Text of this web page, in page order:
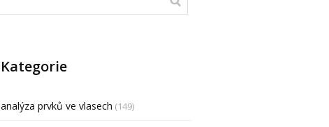
Kategorie
analýza prvků ve vlasech (149)